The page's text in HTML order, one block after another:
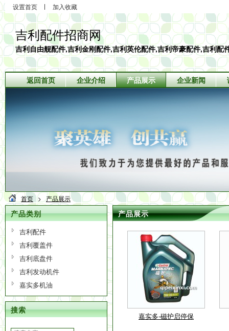
设置首页 加入收藏
吉利配件招商网
吉利自由舰配件,吉利金刚配件,吉利英伦配件,吉利帝豪配件,吉利配
返回首页 企业介绍 产品展示 企业新闻
首页 > 产品展示
产品类别
吉利配件
吉利覆盖件
吉利底盘件
吉利发动机件
嘉实多机油
搜索
产品展示
嘉实多-磁护启停保